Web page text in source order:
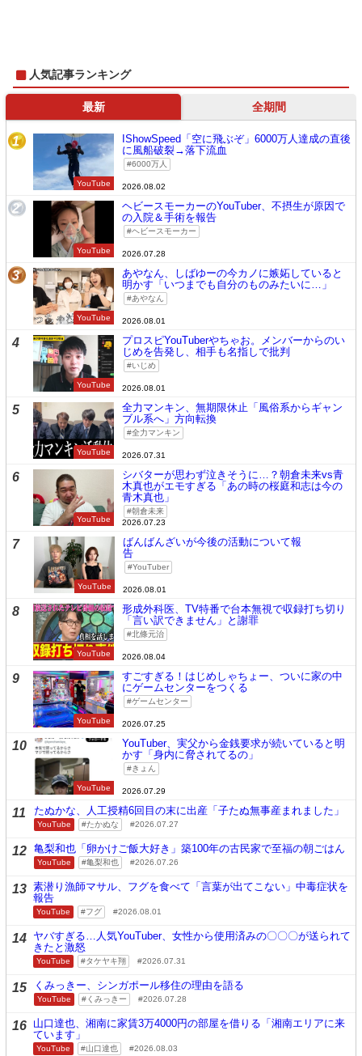
人気記事ランキング
最新 全期間
1
YouTube
IShowSpeed「空に飛ぶぞ」6000万人達成の直後
に風船破裂→落下流血
6000万人
2026.08.02
2
YouTube
ヘビースモーカーのYouTuber、不摂生が原因で
の入院＆手術を報告
ヘビースモーカー
2026.07.28
3
YouTube
あやなん、しばゆーの今カノに嫉妬していると
明かす「いつまでも自分のものみたいに…」
あやなん
2026.08.01
4
YouTube
プロスピYouTuberやちゃお。メンバーからのい
じめを告発し、相手も名指しで批判
いじめ
2026.08.01
5
YouTube
全力マンキン、無期限休止「風俗系からギャン
ブル系へ」方向転換
全力マンキン
2026.07.31
6
YouTube
シバターが思わず泣きそうに…？朝倉未来vs青
木真也がエモすぎる「あの時の桜庭和志は今の
青木真也」
朝倉未来
2026.07.23
7
YouTube
ばんばんざいが今後の活動について報
告
YouTuber
2026.08.01
8
YouTube
形成外科医、TV特番で台本無視で収録打ち切り
「言い訳できません」と謝罪
北條元治
2026.08.04
9
YouTube
すごすぎる！はじめしゃちょー、ついに家の中
にゲームセンターをつくる
ゲームセンター
2026.07.25
10
YouTube
YouTuber、実父から金銭要求が続いていると明
かす「身内に脅されてるの」
きょん
2026.07.29
11 たぬかな、人工授精6回目の末に出産「子たぬ無事産まれました」
YouTube たかぬな 2026.07.27
12 亀梨和也「卵かけご飯大好き」築100年の古民家で至福の朝ごはん
YouTube 亀梨和也 2026.07.26
13 素潜り漁師マサル、フグを食べて「言葉が出てこない」中毒症状を
報告
YouTube フグ 2026.08.01
14 ヤバすぎる…人気YouTuber、女性から使用済みの〇〇〇が送られて
きたと激怒
YouTube タケヤキ翔 2026.07.31
15 くみっきー、シンガポール移住の理由を語る
YouTube くみっきー 2026.07.28
16 山口達也、湘南に家賃3万4000円の部屋を借りる「湘南エリアに来
ています」
YouTube 山口達也 2026.08.03